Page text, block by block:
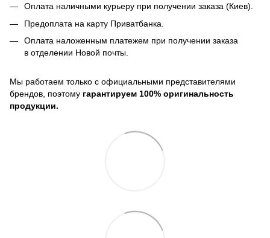
Оплата наличными курьеру при получении заказа (Киев).
Предоплата на карту Приватбанка.
Оплата наложенным платежем при получении заказа
в отделении Новой почты.
Мы работаем только с официальными представителями
брендов, поэтому гарантируем 100% оригинальность
продукции.